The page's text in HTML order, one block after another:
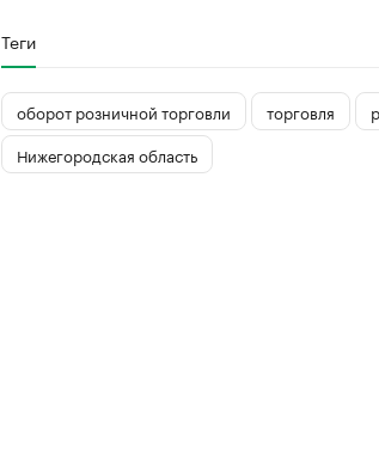
Теги
оборот розничной торговли торговля
Нижегородская область